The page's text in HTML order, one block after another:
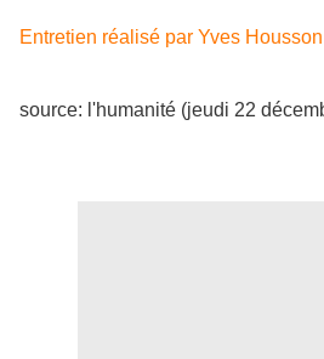
Entretien réalisé par Yves Housson
source: l'humanité (jeudi 22